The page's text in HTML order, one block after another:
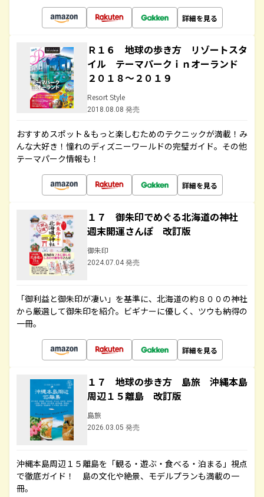
詳細を見る
Ｒ１６ 地球の歩き方 リゾートスタ
イル テーマパークｉｎオーランド
２０１８～２０１９
Resort Style
2018.08.08 発売
おすすめスポット＆もっと楽しむためのテクニックが満載！み
んな大好き！憧れのディズニーワールドの完璧ガイド。その他
テーマパーク情報も！
詳細を見る
１７ 御朱印でめぐる北海道の神社
週末開運さんぽ 改訂版
御朱印
2024.07.04 発売
「御利益と御朱印が凄い」を基準に、北海道の約８００の神社
から厳選して御朱印を紹介。ビギナーに優しく、ツウも納得の
一冊。
詳細を見る
１７ 地球の歩き方 島旅 沖縄本島
周辺１５離島 改訂版
島旅
2026.03.05 発売
沖縄本島周辺１５離島を「観る・遊ぶ・食べる・泊まる」視点
で徹底ガイド！ 島の文化や絶景、モデルプランも満載の一
冊。